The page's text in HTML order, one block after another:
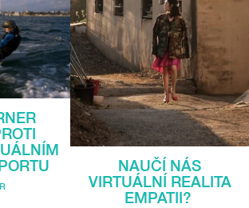
NAUČÍ NÁS
VIRTUÁLNÍ REALITA
EMPATII?